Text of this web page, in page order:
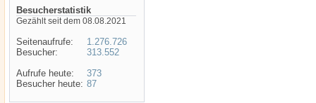
Besucherstatistik
Gezählt seit dem 08.08.2021
Seitenaufrufe:
Besucher:
Aufrufe heute:
Besucher heute:
1.276.726
313.552
373
87